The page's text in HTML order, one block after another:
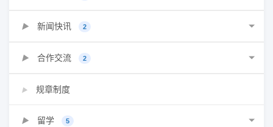
▶ 新闻快讯 2
▶ 合作交流 2
▶ 规章制度
▶ 留学 5